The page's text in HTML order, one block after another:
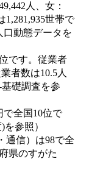
人、女：
1,281,935世帯で
口動態データを
です。従業者
者数は10.5人
礎調査を参
で全国10位で
参照）
通信）は98で全
県のすがた